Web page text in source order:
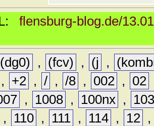
flensburg-blog.de/
(dg0) , (fcv) , (j ,
, +2 , / , /8 , 002 , 02
, 1008 , 100nx ,
, 110 , 111 , 114 , 12